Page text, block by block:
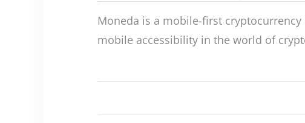
Moneda is a mobile-first
mobile accessibility in the world of